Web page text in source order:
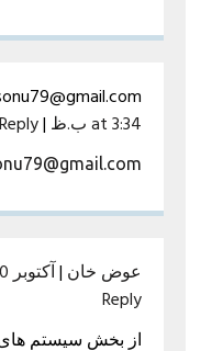
at 3:34 ب.ظ
|
Reply
عوض خان |آکتوبر 10, 2025 at 6:18 ب.ظ
Reply
از بخش سیستم های